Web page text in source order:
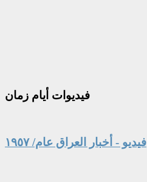
فيديوات أيام زمان
فيديو - أخبار العراق عام/ ١٩٥٧